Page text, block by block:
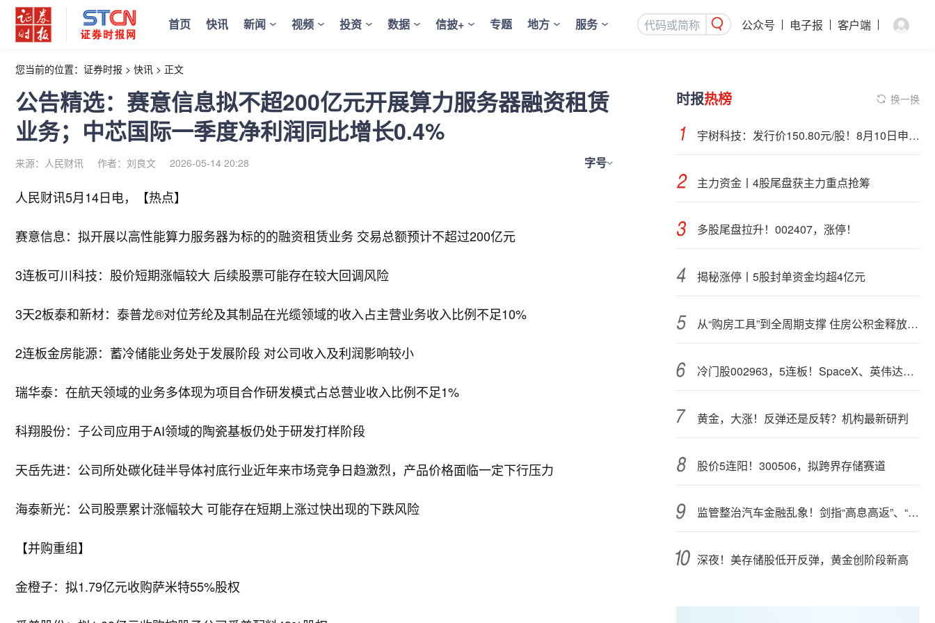
首页 快讯 新闻 视频 投资 数据 信披+ 专题 地方 服务 公众号 电子报 客户端
您当前的位置： 证券时报 > 快讯 > 正文
公告精选：赛意信息拟不超200亿元开展算力服务器融资租赁
业务；中芯国际一季度净利润同比增长0.4%
来源：人民财讯 作者：刘良文 2026-05-14 20:28 字号
人民财讯5月14日电， 【热点】
赛意信息：拟开展以高性能算力服务器为标的的融资租赁业务 交易总额预计不超过200亿元
3连板可川科技：股价短期涨幅较大 后续股票可能存在较大回调风险
3天2板泰和新材：泰普龙®对位芳纶及其制品在光缆领域的收入占主营业务收入比例不足10%
2连板金房能源：蓄冷储能业务处于发展阶段 对公司收入及利润影响较小
瑞华泰：在航天领域的业务多体现为项目合作研发模式占总营业收入比例不足1%
科翔股份：子公司应用于AI领域的陶瓷基板仍处于研发打样阶段
天岳先进：公司所处碳化硅半导体衬底行业近年来市场竞争日趋激烈，产品价格面临一定下行压力
海泰新光：公司股票累计涨幅较大 可能存在短期上涨过快出现的下跌风险
【并购重组】
金橙子：拟1.79亿元收购萨米特55%股权
时报热榜 换一换
宇树科技：发行价150.80元/股！8月10日申购，DeepSeek参与战略配售
主力资金丨4股尾盘获主力重点抢筹
多股尾盘拉升！002407，涨停！
揭秘涨停丨5股封单资金均超4亿元
从“购房工具”到全周期支撑 住房公积金释放更大能量
冷门股002963，5连板！SpaceX、英伟达联手，入局太空算力（附股）
黄金，大涨！反弹还是反转？机构最新研判
股价5连阳！300506，拟跨界存储赛道
监管整治汽车金融乱象！剑指“高息高返”、“零首付”“低首付”诱导购车
深夜！美存储股低开反弹，黄金创阶段新高